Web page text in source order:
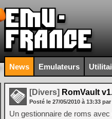
News Emulateurs
[Divers] RomVault
Posté le 27/05/2010 à 13:33 par
Un gestionnaire de roms